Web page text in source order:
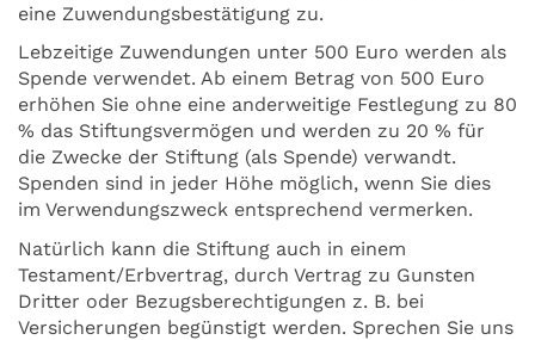
eine Zuwendungsbestätigung zu.
Lebzeitige Zuwendungen unter 500 Euro werden als
Spende verwendet. Ab einem Betrag von 500 Euro
erhöhen Sie ohne eine anderweitige Festlegung zu 80
% das Stiftungsvermögen und werden zu 20 % für
die Zwecke der Stiftung (als Spende) verwandt.
Spenden sind in jeder Höhe möglich, wenn Sie dies
im Verwendungszweck entsprechend vermerken.
Natürlich kann die Stiftung auch in einem
Testament/Erbvertrag, durch Vertrag zu Gunsten
Dritter oder Bezugsberechtigungen z. B. bei
Versicherungen begünstigt werden. Sprechen Sie uns